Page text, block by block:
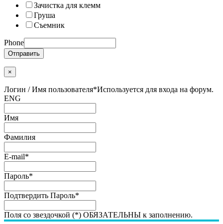
Зачистка для клемм
Груша
Съемник
Phone
Отправить
×
Логин / Имя пользователя*Используется для входа на форум.
ENG
Имя
Фамилия
E-mail*
Пароль*
Подтвердить Пароль*
Поля со звездочкой (*) ОБЯЗАТЕЛЬНЫ к заполнению.